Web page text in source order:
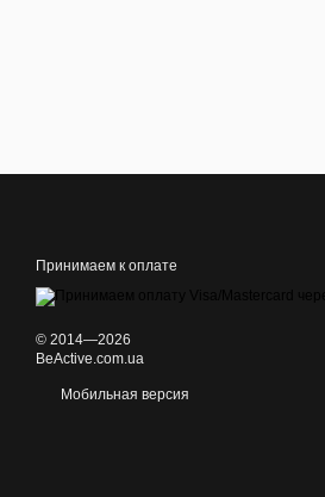
Принимаем к оплате
© 2014—2026
BeActive.com.ua
Мобильная версия